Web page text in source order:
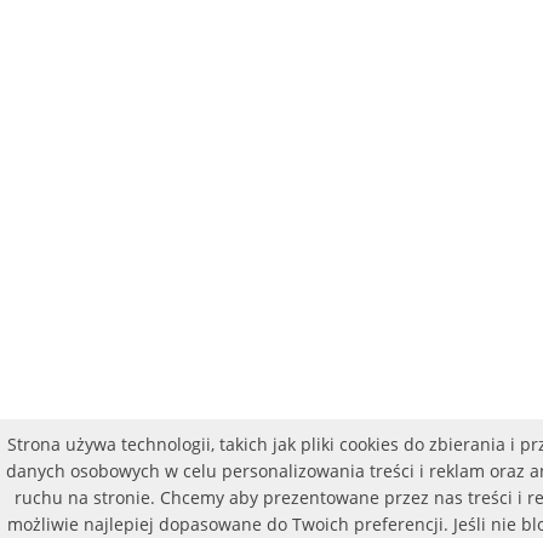
Strona używa technologii, takich jak pliki cookies do zbierania i
danych osobowych w celu personalizowania treści i reklam oraz
ruchu na stronie. Chcemy aby prezentowane przez nas treści i
możliwie najlepiej dopasowane do Twoich preferencji. Jeśli nie